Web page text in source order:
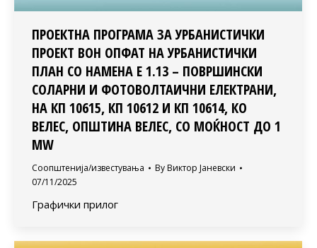
ПРОЕКТНА ПРОГРАМА ЗА УРБАНИСТИЧКИ
ПРОЕКТ ВОН ОПФАТ НА УРБАНИСТИЧКИ
ПЛАН СО НАМЕНА Е 1.13 – ПОВРШИНСКИ
СОЛАРНИ И ФОТОВОЛТАИЧНИ ЕЛЕКТРАНИ,
НА КП 10615, КП 10612 И КП 10614, КО
ВЕЛЕС, ОПШТИНА ВЕЛЕС, СО МОЌНОСТ ДО 1
МW
Соопштенија/известувања By Виктор Јаневски
07/11/2025
Графички прилог